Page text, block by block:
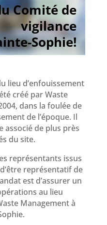
Comité de
vigilance
Sophie!
lieu d’enfouissement
créé par Waste
dans la foulée de
de l’époque. Il
associé de plus près
du site.
représentants issus
représentatif de
est d’assurer un
au lieu
Management à